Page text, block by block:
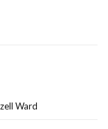
Ward